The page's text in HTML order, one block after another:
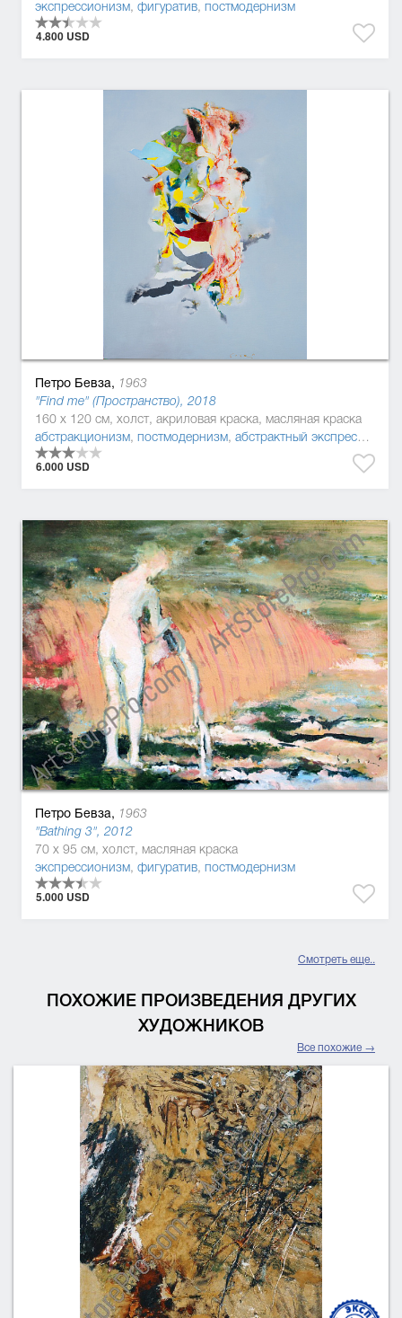
экспрессионизм, фигуратив, постмодернизм
4.800 USD
Петро Бевза, 1963
"Find me" (Пространство), 2018
160 x 120 см, холст, акриловая краска, масляная краска
абстракционизм, постмодернизм, абстрактный экспрессионизм
6.000 USD
Петро Бевза, 1963
"Bathing 3", 2012
70 x 95 см, холст, масляная краска
экспрессионизм, фигуратив, постмодернизм
5.000 USD
Смотреть еще..
ПОХОЖИЕ ПРОИЗВЕДЕНИЯ ДРУГИХ
ХУДОЖНИКОВ
Все похожие →